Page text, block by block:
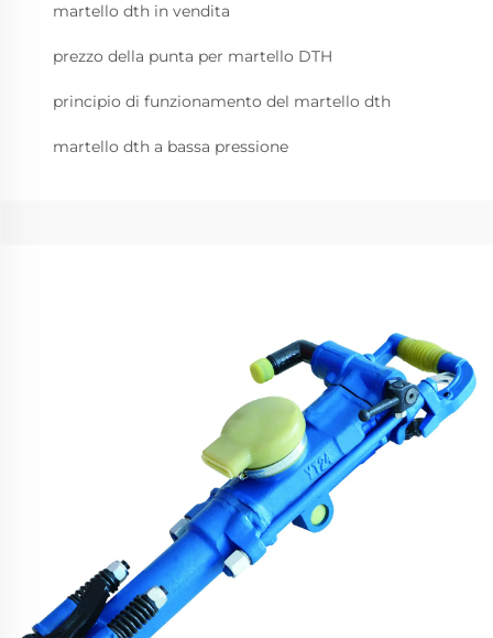
martello dth in vendita
prezzo della punta per martello DTH
principio di funzionamento del martello dth
martello dth a bassa pressione